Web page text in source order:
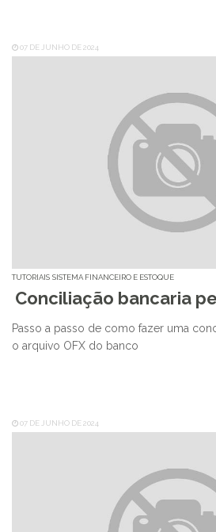
07 DE JUNHO DE 2024
TUTORIAIS SISTEMA FINANCEIRO E ESTOQUE
Conciliação bancaria
Passo a passo de como fazer uma
o arquivo OFX do banco
07 DE JUNHO DE 2024